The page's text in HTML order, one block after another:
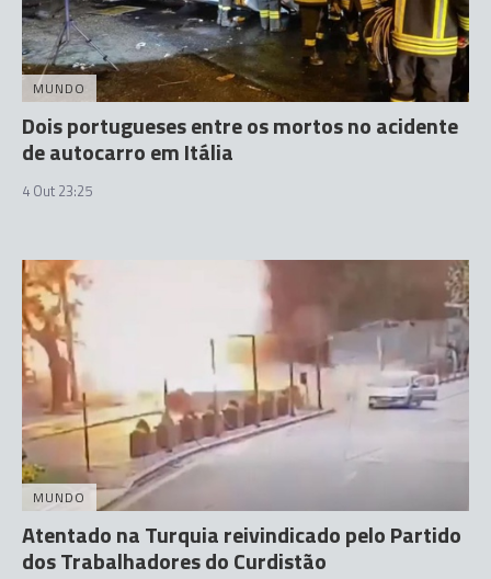
MUNDO
Dois portugueses entre os mortos no acidente
de autocarro em Itália
4 Out 23:25
MUNDO
Atentado na Turquia reivindicado pelo Partido
dos Trabalhadores do Curdistão